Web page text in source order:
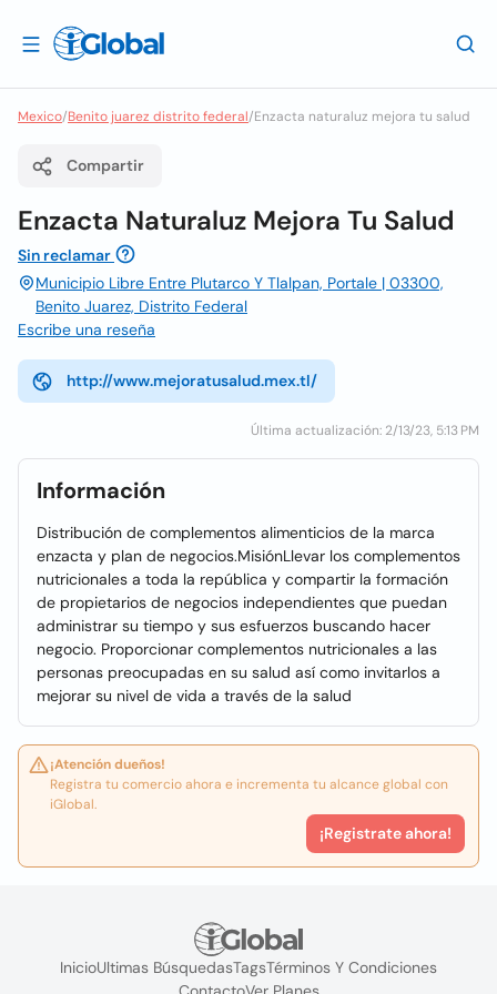
Mexico/Benito juarez distrito federal/Enzacta naturaluz mejora tu salud
Compartir
Enzacta Naturaluz Mejora Tu Salud
Sin reclamar
Municipio Libre Entre Plutarco Y Tlalpan, Portale | 03300,
Benito Juarez, Distrito Federal
Escribe una reseña
http://www.mejoratusalud.mex.tl/
Última actualización: 2/13/23, 5:13 PM
Información
Distribución de complementos alimenticios de la marca
enzacta y plan de negocios.MisiónLlevar los complementos
nutricionales a toda la república y compartir la formación
de propietarios de negocios independientes que puedan
administrar su tiempo y sus esfuerzos buscando hacer
negocio. Proporcionar complementos nutricionales a las
personas preocupadas en su salud así como invitarlos a
mejorar su nivel de vida a través de la salud
¡Atención dueños!
Registra tu comercio ahora e incrementa tu alcance global con
iGlobal.
¡Registrate ahora!
InicioUltimas BúsquedasTagsTérminos Y Condiciones